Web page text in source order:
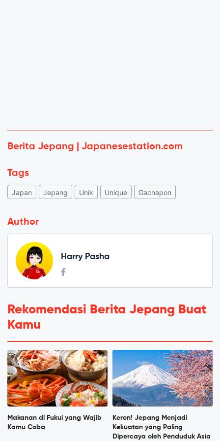
Berita Jepang | Japanesestation.com
Tags
Japan Jepang Unik Unique Gachapon
Author
Harry Pasha
Rekomendasi Berita Jepang Buat
Kamu
Makanan di Fukui yang Wajib
Kamu Coba
Keren! Jepang Menjadi
Kekuatan yang Paling
Dipercaya oleh Penduduk Asia